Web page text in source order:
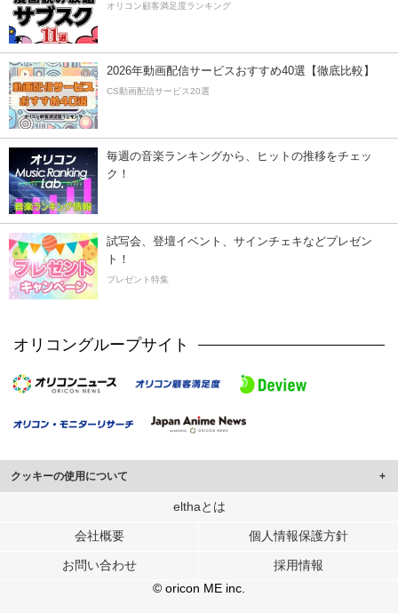
オリコン顧客満足度ランキング
2026年動画配信サービスおすすめ40選【徹底比較】
CS動画配信サービス20選
毎週の音楽ランキングから、ヒットの推移をチェッ
ク！
試写会、登壇イベント、サインチェキなどプレゼン
ト！
プレゼント特集
オリコングループサイト
クッキーの使用について
このサイトでは Cookie を使用して、ユーザーに合わせたコンテンツや広告の
行っています。
メディアや広告配信、データ解析の各パートナーに提供しています。
各パートナーは、この情報とユーザーが各パートナーに提供した他の情報や、
ユーザーが各パートナーのサービスを使用したときに収集した他の情報を組み
elthaとは
会社概要 個人情報保護方針
お問い合わせ
採用情報
© oricon ME inc.